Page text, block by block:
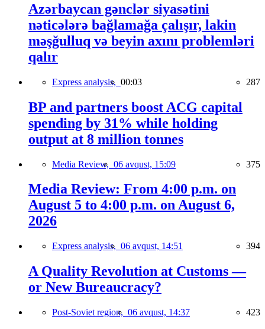
Azərbaycan gənclər siyasətini
nəticələrə bağlamağa çalışır, lakin
məşğulluq və beyin axını problemləri
qalır
Express analysis, 00:03 287
BP and partners boost ACG capital
spending by 31% while holding
output at 8 million tonnes
Media Review, 06 avqust, 15:09 375
Media Review: From 4:00 p.m. on
August 5 to 4:00 p.m. on August 6,
2026
Express analysis, 06 avqust, 14:51 394
A Quality Revolution at Customs —
or New Bureaucracy?
Post-Soviet region, 06 avqust, 14:37 423